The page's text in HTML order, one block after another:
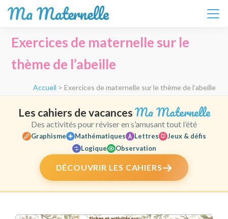
Ma Maternelle
contenu
(Pressez
Exercices de maternelle sur le
thème de l’abeille
Accueil > Exercices de maternelle sur le thème de l’abeille
Les cahiers de vacances Ma Maternelle
Des activités pour réviser en s’amusant tout l’été
Graphisme Mathématiques Lettres
Jeux & défis
Logique
Observation
DÉCOUVRIR LES CAHIERS